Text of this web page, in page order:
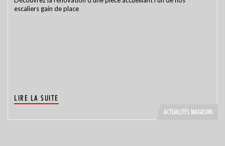
escaliers gain de place
LIRE LA SUITE
ACTUALITÉS MAGASINS